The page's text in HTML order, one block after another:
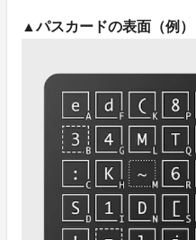
▲パスカードの表面（例）